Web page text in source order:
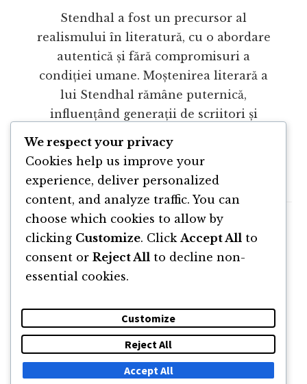
Stendhal a fost un precursor al
realismului în literatură, cu o abordare
autentică și fără compromisuri a
condiției umane. Moștenirea literară a
lui Stendhal rămâne puternică,
influențând generații de scriitori și
cititori, și confirmându-l ca pe unul
dintre cei mai importanți și originali
scriitori ai literaturii franceze.
Sorry, no content matched your criteria.
DESPRE NEWSLETTER CĂUTARE CONTACT
We respect your privacy
Cookies help us improve your
experience, deliver personalized
content, and analyze traffic. You can
choose which cookies to allow by
clicking Customize. Click Accept All to
consent or Reject All to decline non-
essential cookies.
Customize
Reject All
Accept All